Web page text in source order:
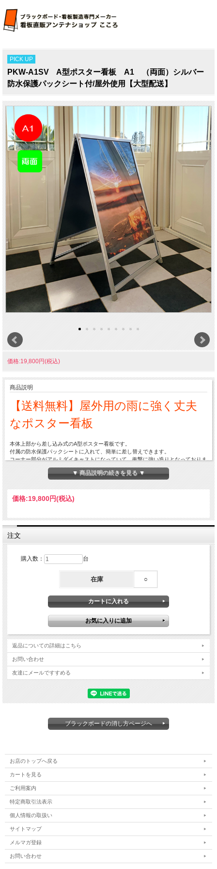
PICK UP
PKW-A1SV A型ポスター看板 A1 （両面）シルバー
防水保護パックシート付/屋外使用【大型配送】
価格:19,800円(税込)
商品説明
【送料無料】屋外用の雨に強く丈夫
なポスター看板
本体上部から差し込み式のA型ポスター看板です。
付属の防水保護パックシートに入れて、簡単に差し替えできます。
コーナー部分がアルミダイキャストになっていて、衝撃に強い造りとなっておりま
す。
ラミネート加工して余白分が大きくなったポスターでも設置可能です。
※ラミネート加工されたポスターを入れる場合、防水保護パックシートはご使用に
なれません。
■サイズ（W×H×D)：655X1035X800
■重量：8.9kg
■有効画面サイズ：(HXW)594X841mm
■材質：本体：アルミ/コーナー：アルミダイキャスト/防水保護パックシート：
■用途：サロン・ショップ向け（屋内・屋外用）
防水保護パックシートは消耗品です
▼ 商品説明の続きを見る ▼
価格:19,800円(税込)
注文
購入数： 台
在庫 ○
返品についての詳細はこちら
お問い合わせ
友達にメールですすめる
ブラックボードの消し方ページへ
お店のトップへ戻る
カートを見る
ご利用案内
特定商取引法表示
個人情報の取扱い
サイトマップ
メルマガ登録
お問い合わせ